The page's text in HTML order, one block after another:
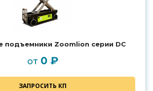
подъемники Zoomlion серии DC
от 0 ₽
ЗАПРОСИТЬ КП